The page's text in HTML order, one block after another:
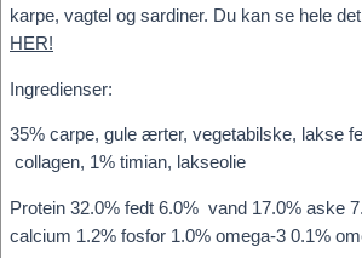
karpe, vagtel og sardiner. Du kan se hele
HER!
Ingredienser:
35% carpe, gule ærter, vegetabilske, lakse
collagen, 1% timian, lakseolie
Protein 32.0% fedt 6.0% vand 17.0% aske
calcium 1.2% fosfor 1.0% omega-3 0.1%